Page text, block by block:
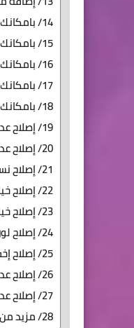
14/ بامكانك الان تخصيص لون للمجموعات في شاشة المحادثات .
15/ بامكانك الان تخصيص لون للقوائم الجماعية في شاشة المحادثات .
16/ بامكانك الان تخصيص لون للاسماء في شاشة المحادثات .
17/ بامكانك الان تخصيص لون للرسائل المقروءة في شاشة المحادثات .
18/ بامكانك الان تخصيص لون للرسائل غير المقروءة في شاشة المحادثات .
19/ إصلاح عدم ظهور المشاركة للستوري عند إعادة التوجيه .
20/ إصلاح عدم تطبيق الثيم في نافذة الإيموجي .
21/ إصلاح نسخ جزء من الرسالة عند تحديد رسالة وسائط .
22/ إصلاح خيار تمت المشاهدة في المحادثة .
23/ إصلاح خيار تمت المشاهدة في الستوري(ايقونة العين) .
24/ إصلاح لون ايقونة إرسال رسالة تلقائية في المحادثة .
25/ إصلاح إخفاء صحين القراءة .
26/ إصلاح عدم تفعيل خيار عرض اخر ظهور في المحادثات بشكل تلقائي .
27/ إصلاح عدم تغيير الوان ايقونات الشريط العلوي في المحادثات المخفية
28/ مزيد من الإصلاحات وتحسينات أخرى .